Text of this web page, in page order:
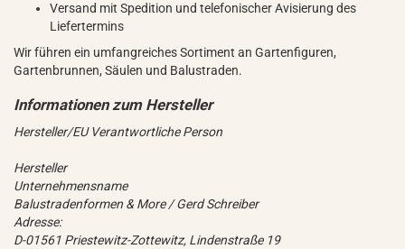
Versand mit Spedition und telefonischer Avisierung des
Liefertermins
Wir führen ein umfangreiches Sortiment an Gartenfiguren,
Gartenbrunnen, Säulen und Balustraden.
Hersteller/EU Verantwortliche Person
Hersteller
Unternehmensname
Balustradenformen & More / Gerd Schreiber
Adresse:
D-01561 Priestewitz-Zottewitz, Lindenstraße 19